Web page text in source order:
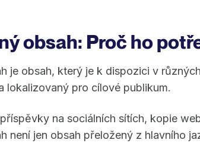
obsah: Proč ho
je obsah, který je k dispozici v
lokalizovaný pro cílové publikum.
na sociálních sítích, kopie
není jen obsah přeložený z hlavního